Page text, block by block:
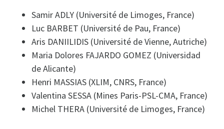
Samir ADLY (Université de Limoges, France)
Luc BARBET (Université de Pau, France)
Aris DANIILIDIS (Université de Vienne, Autriche)
Maria Dolores FAJARDO GOMEZ (Universidad
de Alicante)
Henri MASSIAS (XLIM, CNRS, France)
Valentina SESSA (Mines Paris-PSL-CMA, France)
Michel THERA (Université de Limoges, France)